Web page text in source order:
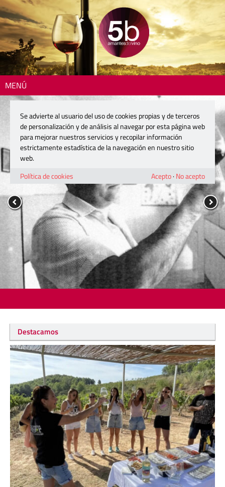
MENÚ
Destacamos
Se advierte al usuario del uso de cookies propias y de terceros
de personalización y de análisis al navegar por esta página web
para mejorar nuestros servicios y recopilar información
estrictamente estadística de la navegación en nuestro sitio
web.
Política de cookies
Acepto· No acepto